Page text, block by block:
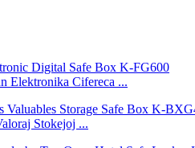
Elektronika Cifereca ...
Stokejoj ...